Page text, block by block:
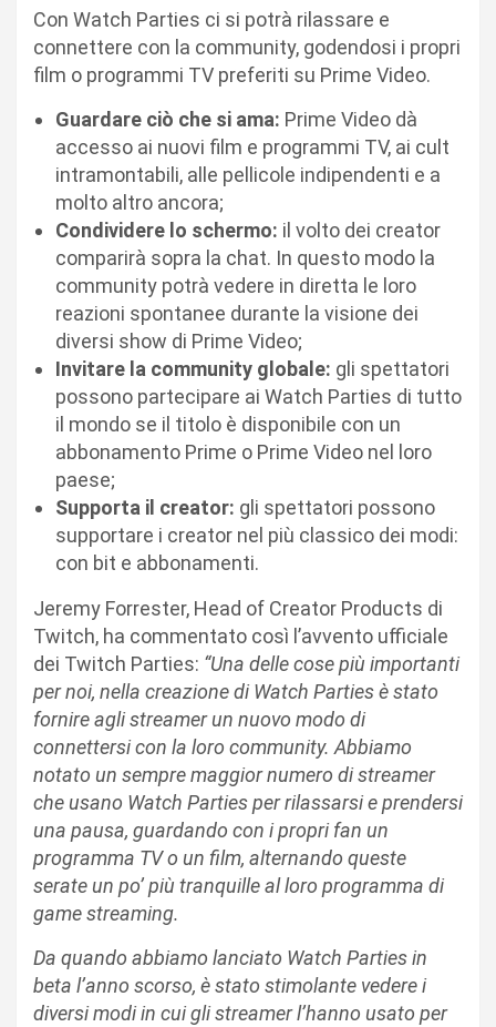
Con Watch Parties ci si potrà rilassare e
connettere con la community, godendosi i propri
film o programmi TV preferiti su Prime Video.
Guardare ciò che si ama: Prime Video dà
accesso ai nuovi film e programmi TV, ai cult
intramontabili, alle pellicole indipendenti e a
molto altro ancora;
Condividere lo schermo: il volto dei creator
comparirà sopra la chat. In questo modo la
community potrà vedere in diretta le loro
reazioni spontanee durante la visione dei
diversi show di Prime Video;
Invitare la community globale: gli spettatori
possono partecipare ai Watch Parties di tutto
il mondo se il titolo è disponibile con un
abbonamento Prime o Prime Video nel loro
paese;
Supporta il creator: gli spettatori possono
supportare i creator nel più classico dei modi:
con bit e abbonamenti.
Jeremy Forrester, Head of Creator Products di
Twitch, ha commentato così l’avvento ufficiale
dei Twitch Parties: “Una delle cose più importanti
per noi, nella creazione di Watch Parties è stato
fornire agli streamer un nuovo modo di
connettersi con la loro community. Abbiamo
notato un sempre maggior numero di streamer
che usano Watch Parties per rilassarsi e prendersi
una pausa, guardando con i propri fan un
programma TV o un film, alternando queste
serate un po’ più tranquille al loro programma di
game streaming.
Da quando abbiamo lanciato Watch Parties in
beta l’anno scorso, è stato stimolante vedere i
diversi modi in cui gli streamer l’hanno usato per